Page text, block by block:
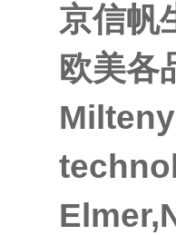
京信帆
欧美